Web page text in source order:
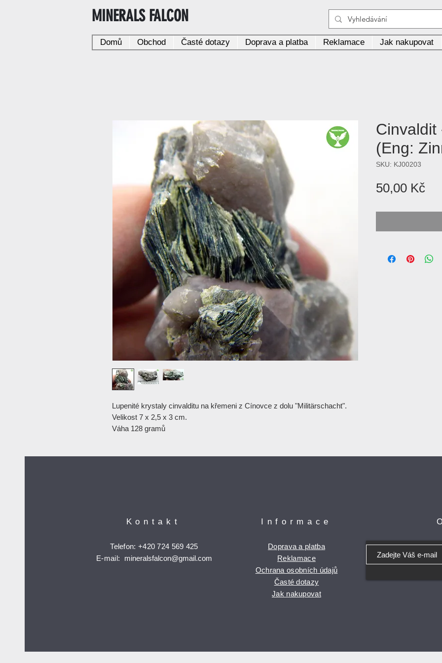
MINERALS FALCON
Domů Obchod Časté dotazy Doprava a platba Reklamace Jak nakupovat
Lupenité krystaly cinvalditu na křemeni z Cínovce z dolu "Militärschacht".
Velikost 7 x 2,5 x 3 cm.
Váha 128 gramů
Cinvaldit
(Eng:
SKU: KJ00203
50,00 Kč
Kontakt
Telefon: +420 724 569 425
E-mail: mineralsfalcon@gmail.com
Informace
Doprava a platba
Reklamace
Ochrana osobních údajů
Časté dotazy
Jak nakupovat